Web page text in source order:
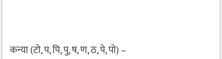
कन्या (टो, प, पि, पु, ष, ण, ठ, पे, पो) –